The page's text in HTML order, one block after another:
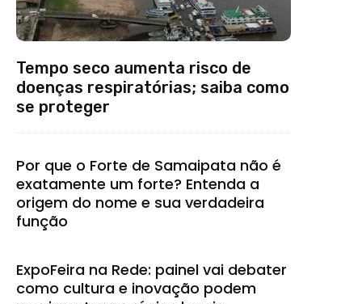
Tempo seco aumenta risco de
doenças respiratórias; saiba como
se proteger
Por que o Forte de Samaipata não é
exatamente um forte? Entenda a
origem do nome e sua verdadeira
função
ExpoFeira na Rede: painel vai debater
como cultura e inovação podem